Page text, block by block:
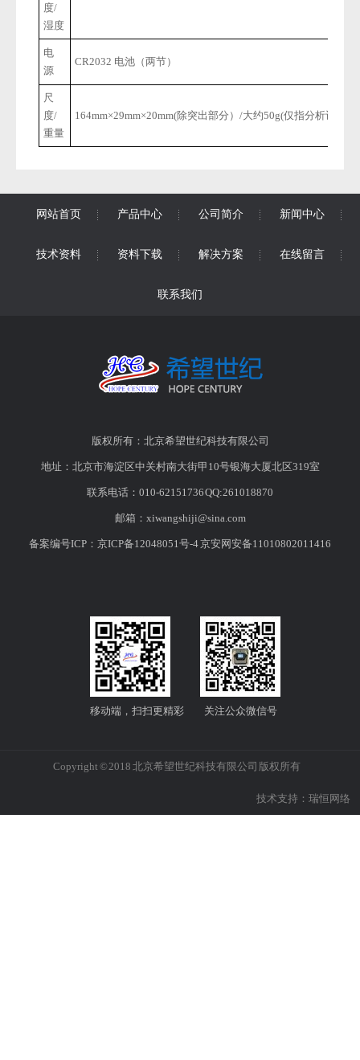
度/
湿度
电
源
CR2032 电池（两节）
尺
度/
重量
164mm×29mm×20mm(除突出部分）/大约50g(仅指分析计本
网站首页 产品中心 公司简介 新闻中心
技术资料 资料下载 解决方案 在线留言
联系我们
版权所有：北京希望世纪科技有限公司
地址：北京市海淀区中关村南大街甲10号银海大厦北区319室
联系电话：010-62151736 QQ:261018870
邮箱： xiwangshiji@sina.com
备案编号ICP：京ICP备12048051号-4京安网安备11010802011416
关注公众微信号
移动端，扫扫更精彩
Copyright © 2018 北京希望世纪科技有限公司 版权所有
技术支持： 瑞恒网络